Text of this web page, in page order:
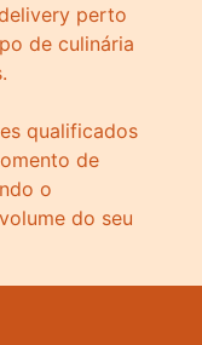
perto
de culinária
qualificados
de
o
do seu